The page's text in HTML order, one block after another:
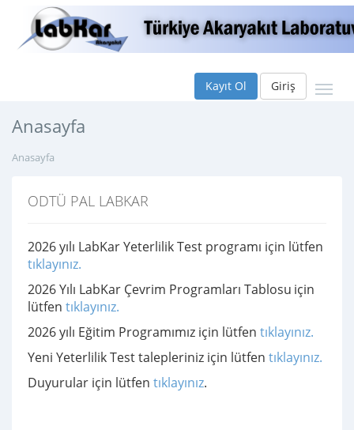
Kayıt Ol Giriş
Anasayfa
Anasayfa
ODTÜ PAL LABKAR
2026 yılı LabKar Yeterlilik Test programı için lütfen
tıklayınız.
2026 Yılı LabKar Çevrim Programları Tablosu için
lütfen tıklayınız.
2026 yılı Eğitim Programımız için lütfen tıklayınız.
Yeni Yeterlilik Test talepleriniz için lütfen tıklayınız.
Duyurular için lütfen tıklayınız.